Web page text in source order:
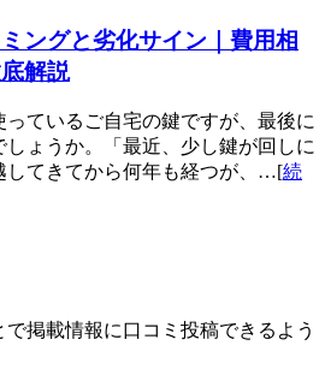
ングと劣化サイン｜費用相
解説
ているご自宅の鍵ですが、最後に
ょうか。「最近、少し鍵が回しに
してきてから何年も経つが、…[続
掲載情報に口コミ投稿できるよう